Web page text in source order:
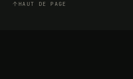
HAUT DE PAGE